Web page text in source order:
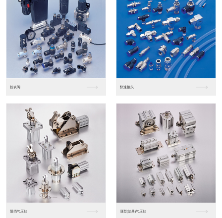
东莞松下PLC 松下人机界面GT07
松下人机界面DP10... 数字光钎传感器FX-...